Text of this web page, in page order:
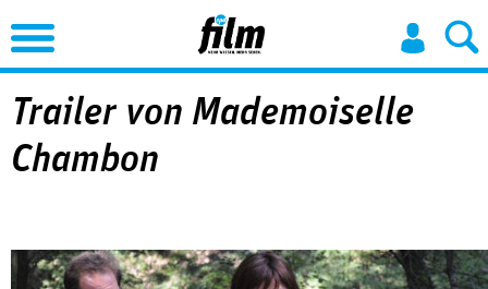
Jump to Navigation
Trailer von Mademoiselle
Chambon